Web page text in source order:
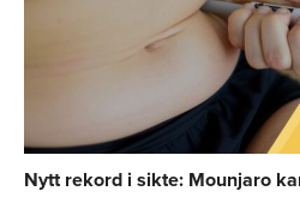
Nytt rekord i sikte: Mounjaro